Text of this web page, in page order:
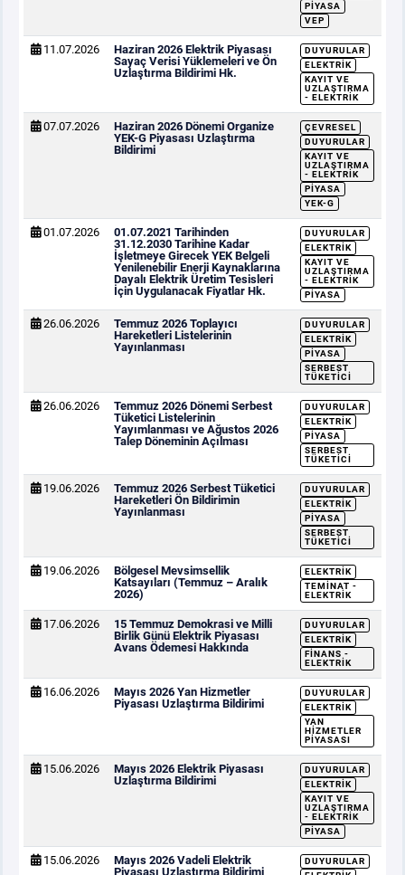
PIYASA
VEP
11.07.2026
Haziran 2026 Elektrik Piyasası
Sayaç Verisi Yüklemeleri ve Ön
Uzlaştırma Bildirimi Hk.
DUYURULAR
ELEKTRIK
KAYIT VE
UZLAŞTIRMA
- ELEKTRIK
07.07.2026
Haziran 2026 Dönemi Organize
YEK-G Piyasası Uzlaştırma
Bildirimi
ÇEVRESEL
DUYURULAR
KAYIT VE
UZLAŞTIRMA
- ELEKTRIK
PIYASA
YEK-G
01.07.2026
01.07.2021 Tarihinden
31.12.2030 Tarihine Kadar
İşletmeye Girecek YEK Belgeli
Yenilenebilir Enerji Kaynaklarına
Dayalı Elektrik Üretim Tesisleri
İçin Uygulanacak Fiyatlar Hk.
DUYURULAR
ELEKTRIK
KAYIT VE
UZLAŞTIRMA
- ELEKTRIK
PIYASA
26.06.2026
Temmuz 2026 Toplayıcı
Hareketleri Listelerinin
Yayınlanması
DUYURULAR
ELEKTRIK
PIYASA
SERBEST
TÜKETICI
26.06.2026
Temmuz 2026 Dönemi Serbest
Tüketici Listelerinin
Yayımlanması ve Ağustos 2026
Talep Döneminin Açılması
DUYURULAR
ELEKTRIK
PIYASA
SERBEST
TÜKETICI
19.06.2026
Temmuz 2026 Serbest Tüketici
Hareketleri Ön Bildirimin
Yayınlanması
DUYURULAR
ELEKTRIK
PIYASA
SERBEST
TÜKETICI
19.06.2026
Bölgesel Mevsimsellik
Katsayıları (Temmuz – Aralık
2026)
ELEKTRIK
TEMINAT -
ELEKTRIK
17.06.2026
15 Temmuz Demokrasi ve Milli
Birlik Günü Elektrik Piyasası
Avans Ödemesi Hakkında
DUYURULAR
ELEKTRIK
FINANS -
ELEKTRIK
16.06.2026
Mayıs 2026 Yan Hizmetler
Piyasası Uzlaştırma Bildirimi
DUYURULAR
ELEKTRIK
YAN
HIZMETLER
PIYASASI
15.06.2026
Mayıs 2026 Elektrik Piyasası
Uzlaştırma Bildirimi
DUYURULAR
ELEKTRIK
KAYIT VE
UZLAŞTIRMA
- ELEKTRIK
PIYASA
15.06.2026
Mayıs 2026 Vadeli Elektrik
Piyasası Uzlaştırma Bildirimi
DUYURULAR